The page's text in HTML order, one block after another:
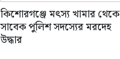
কিশোরগঞ্জে মৎস্য খামার থেকে
সাবেক পুলিশ সদস্যের মরদেহ
উদ্ধার